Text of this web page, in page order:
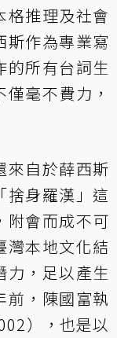
格推理及社會
斯作為專業寫
的所有台詞生
毫不費力，
來自於薛西斯
捨身羅漢」這
附會而成不可
灣本地文化結
力，足以產生
前，陳國富執
），也是以